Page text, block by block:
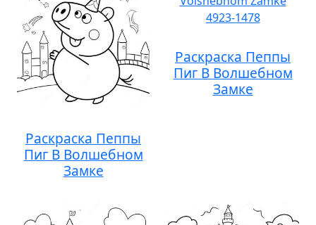
Раскраска Пеппы
Пиг В Волшебном
Замке
Раскраска Пеппы
Пиг В Волшебном
Замке